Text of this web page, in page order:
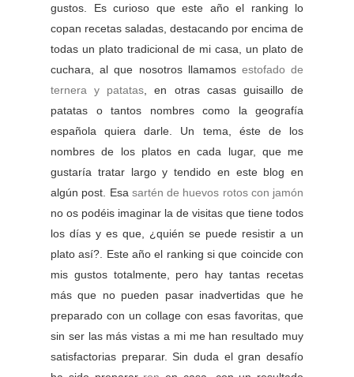
gustos. Es curioso que este año el ranking lo
copan recetas saladas, destacando por encima de
todas un plato tradicional de mi casa, un plato de
cuchara, al que nosotros llamamos estofado de
ternera y patatas , en otras casas guisaillo de
patatas o tantos nombres como la geografía
española quiera darle. Un tema, éste de los
nombres de los platos en cada lugar, que me
gustaría tratar largo y tendido en este blog en
algún post. Esa sartén de huevos rotos con jamón
no os podéis imaginar la de visitas que tiene todos
los días y es que, ¿quién se puede resistir a un
plato así?. Este año el ranking si que coincide con
mis gustos totalmente, pero hay tantas recetas
más que no pueden pasar inadvertidas que he
preparado con un collage con esas favoritas, que
sin ser las más vistas a mi me han resultado muy
satisfactorias preparar. Sin duda el gran desafío